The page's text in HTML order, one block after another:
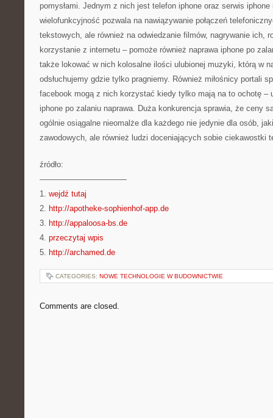
pomysłami. Jednym z nich jest telefon iphone oraz serwis
wielofunkcyjność pozwala na nawiązywanie połączeń
tekstowych, ale również na odwiedzanie filmów, nagrywanie ich,
korzystanie z internetu – pomoże również naprawa iphone po
także lokować w nich kolosalne ilości ulubionej muzyki, którą w
odsłuchujemy gdzie tylko pragniemy. Również miłośnicy portali
facebook mogą z nich korzystać kiedy tylko mają na to ochotę –
iphone po zalaniu naprawa. Duża konkurencja sprawia, że ceny
ogólnie osiągalne nieomalże dla każdego nie jedynie dla osób,
zawodowych, ale również ludzi doceniających sobie ciekawostki
źródło:
———————————
1. wejdź tutaj
2. http://apotheke-sophienhof-app.de
3. http://appaloosa-bs.de
4. przeczytaj wpis
5. http://archamed.de
CATEGORIES: NOWE TECHNOLOGIE W BUDOWNICTWIE
Comments are closed.